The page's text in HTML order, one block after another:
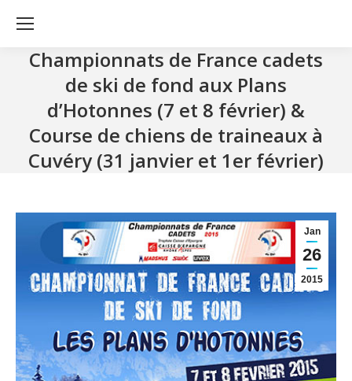
Championnats de France cadets
de ski de fond aux Plans
d’Hotonnes (7 et 8 février) &
Course de chiens de traineaux à
Cuvéry (31 janvier et 1er février)
Jan
26
2015